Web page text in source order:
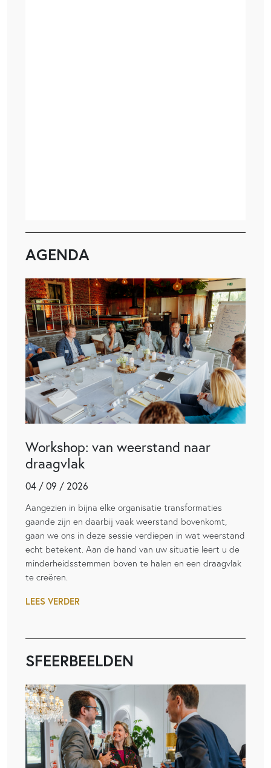
AGENDA
Workshop: van weerstand naar
draagvlak
04 / 09 / 2026
Aangezien in bijna elke organisatie transformaties
gaande zijn en daarbij vaak weerstand bovenkomt,
gaan we ons in deze sessie verdiepen in wat weerstand
echt betekent. Aan de hand van uw situatie leert u de
minderheidsstemmen boven te halen en een draagvlak
te creëren.
LEES VERDER
SFEERBEELDEN